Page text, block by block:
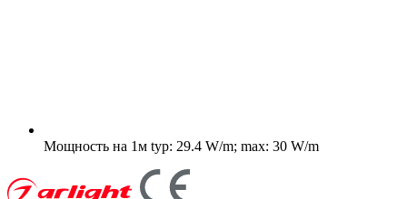
Мощность на 1м typ: 29.4 W/m; max: 30 W/m